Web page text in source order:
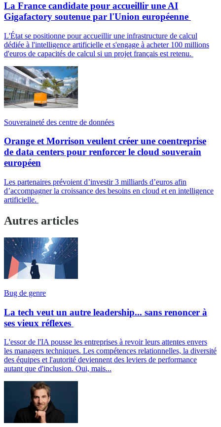
La France candidate pour accueillir une AI
Gigafactory soutenue par l'Union européenne
L'État se positionne pour accueillir une infrastructure de calcul
dédiée à l'intelligence artificielle et s'engage à acheter 100 millions
d'euros de capacités de calcul si un projet français est retenu.
Souveraineté des centre de données
Orange et Morrison veulent créer une coentreprise
de data centers pour renforcer le cloud souverain
européen
Les partenaires prévoient d’investir 3 milliards d’euros afin
d’accompagner la croissance des besoins en cloud et en intelligence
artificielle.
Autres articles
Bug de genre
La tech veut un autre leadership... sans renoncer à
ses vieux réflexes
L'essor de l'IA pousse les entreprises à revoir leurs attentes envers
les managers techniques. Les compétences relationnelles, la diversité
des équipes et l'autorité deviennent des leviers de performance
autant que d'inclusion. Oui, mais...